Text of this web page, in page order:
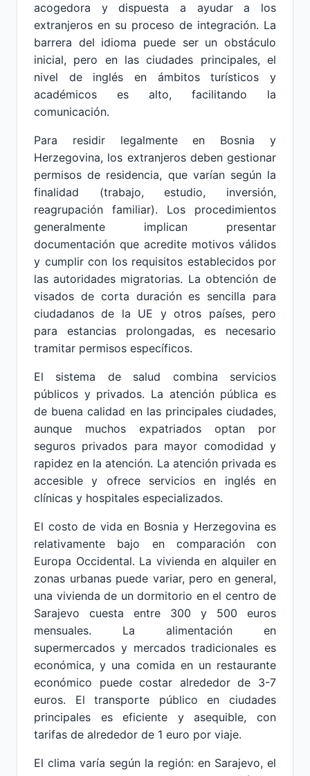
acogedora y dispuesta a ayudar a los
extranjeros en su proceso de integración. La
barrera del idioma puede ser un obstáculo
inicial, pero en las ciudades principales, el
nivel de inglés en ámbitos turísticos y
académicos es alto, facilitando la
comunicación.
Para residir legalmente en Bosnia y
Herzegovina, los extranjeros deben gestionar
permisos de residencia, que varían según la
finalidad (trabajo, estudio, inversión,
reagrupación familiar). Los procedimientos
generalmente implican presentar
documentación que acredite motivos válidos
y cumplir con los requisitos establecidos por
las autoridades migratorias. La obtención de
visados de corta duración es sencilla para
ciudadanos de la UE y otros países, pero
para estancias prolongadas, es necesario
tramitar permisos específicos.
El sistema de salud combina servicios
públicos y privados. La atención pública es
de buena calidad en las principales ciudades,
aunque muchos expatriados optan por
seguros privados para mayor comodidad y
rapidez en la atención. La atención privada es
accesible y ofrece servicios en inglés en
clínicas y hospitales especializados.
El costo de vida en Bosnia y Herzegovina es
relativamente bajo en comparación con
Europa Occidental. La vivienda en alquiler en
zonas urbanas puede variar, pero en general,
una vivienda de un dormitorio en el centro de
Sarajevo cuesta entre 300 y 500 euros
mensuales. La alimentación en
supermercados y mercados tradicionales es
económica, y una comida en un restaurante
económico puede costar alrededor de 3-7
euros. El transporte público en ciudades
principales es eficiente y asequible, con
tarifas de alrededor de 1 euro por viaje.
El clima varía según la región: en Sarajevo, el